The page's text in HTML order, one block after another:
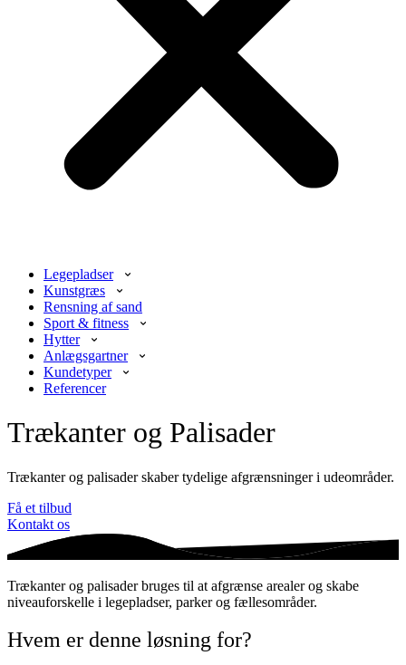
Legepladser
Kunstgræs
Rensning af sand
Sport & fitness
Hytter
Anlægsgartner
Kundetyper
Referencer
Trækanter og Palisader
Trækanter og palisader skaber tydelige afgrænsninger i udeområder.
Få et tilbud
Kontakt os
Trækanter og palisader bruges til at afgrænse arealer og skabe
niveauforskelle i legepladser, parker og fællesområder.
Hvem er denne løsning for?